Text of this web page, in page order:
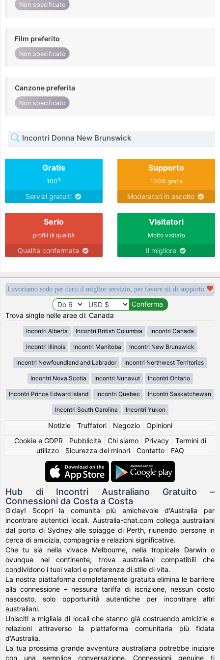
Non specificato
Film preferito
Non specificato
Canzone preferita
Non specificato
Incontri Donna New Brunswick
Gratis
100%
Servizi gratuiti
Supporto
100% gratis
Moderatori in ascolto
Serio
profili di qualità
Qualità confermata
Visitatori
Molto visitato
Il migliore
Lavoriamo sodo per darti il miglior servizio, per favore sii di supporto
Trova single nelle aree di: Canada
Incontri Alberta Incontri British Columbia Incontri Canada
Incontri Illinois Incontri Manitoba Incontri New Brunswick
Incontri Newfoundland and Labrador Incontri Northwest Territories
Incontri Nova Scotia Incontri Nunavut Incontri Ontario
Incontri Prince Edward Island Incontri Quebec Incontri Saskatchewan
Incontri South Carolina Incontri Yukon
Notizie| Truffatori| Negozio| Opinioni
Cookie e GDPR
Pubblicità Chi siamo| Privacy| Termini di
utilizzo| Sicurezza dei minori| Contatto| FAQ
Hub di Incontri Australiano Gratuito –
Connessioni da Costa a Costa
G'day! Scopri la comunità più amichevole d'Australia per
incontrare autentici locali. Australia-chat.com collega australiani
dal porto di Sydney alle spiagge di Perth, riunendo persone in
cerca di amicizia, compagnia e relazioni significative.
Che tu sia nella vivace Melbourne, nella tropicale Darwin o
ovunque nel continente, trova australiani compatibili che
condividono i tuoi valori e preferenze di stile di vita.
La nostra piattaforma completamente gratuita elimina le barriere
alla connessione – nessuna tariffa di iscrizione, nessun costo
nascosto, solo opportunità autentiche per incontrare altri
australiani.
Unisciti a migliaia di locali che stanno già costruendo amicizie e
relazioni attraverso la piattaforma comunitaria più fidata
d'Australia.
La tua prossima grande avventura australiana potrebbe iniziare
con una semplice conversazione. Connessioni genuine ti